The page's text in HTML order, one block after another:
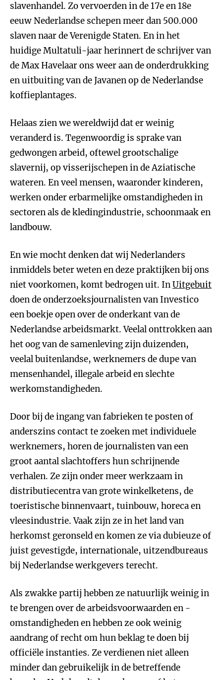
slavenhandel. Zo vervoerden in de 17e en 18e
eeuw Nederlandse schepen meer dan 500.000
slaven naar de Verenigde Staten. En in het
huidige Multatuli-jaar herinnert de schrijver van
de Max Havelaar ons weer aan de onderdrukking
en uitbuiting van de Javanen op de Nederlandse
koffieplantages.
Helaas zien we wereldwijd dat er weinig
veranderd is. Tegenwoordig is sprake van
gedwongen arbeid, oftewel grootschalige
slavernij, op visserijschepen in de Aziatische
wateren. En veel mensen, waaronder kinderen,
werken onder erbarmelijke omstandigheden in
sectoren als de kledingindustrie, schoonmaak en
landbouw.
En wie mocht denken dat wij Nederlanders
inmiddels beter weten en deze praktijken bij ons
niet voorkomen, komt bedrogen uit. InUitgebuit
doen de onderzoeksjournalisten van Investico
een boekje open over de onderkant van de
Nederlandse arbeidsmarkt. Veelal onttrokken aan
het oog van de samenleving zijn duizenden,
veelal buitenlandse, werknemers de dupe van
mensenhandel, illegale arbeid en slechte
werkomstandigheden.
Door bij de ingang van fabrieken te posten of
anderszins contact te zoeken met individuele
werknemers, horen de journalisten van een
groot aantal slachtoffers hun schrijnende
verhalen. Ze zijn onder meer werkzaam in
distributiecentra van grote winkelketens, de
toeristische binnenvaart, tuinbouw, horeca en
vleesindustrie. Vaak zijn ze in het land van
herkomst geronseld en komen ze via dubieuze of
juist gevestigde, internationale, uitzendbureaus
bij Nederlandse werkgevers terecht.
Als zwakke partij hebben ze natuurlijk weinig in
te brengen over de arbeidsvoorwaarden en -
omstandigheden en hebben ze ook weinig
aandrang of recht om hun beklag te doen bij
officiële instanties. Ze verdienen niet alleen
minder dan gebruikelijk in de betreffende